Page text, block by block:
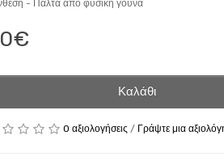
- Παλτά από φυσική γούνα
Καλάθι
0 αξιολογήσεις / Γράψτε μια